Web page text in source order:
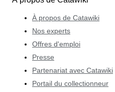
À propos de Catawiki
Nos experts
Offres d'emploi
Presse
Partenariat avec Catawiki
Portail du collectionneur